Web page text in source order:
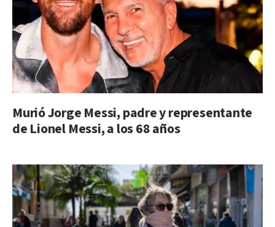
Murió Jorge Messi, padre y representante
de Lionel Messi, a los 68 años